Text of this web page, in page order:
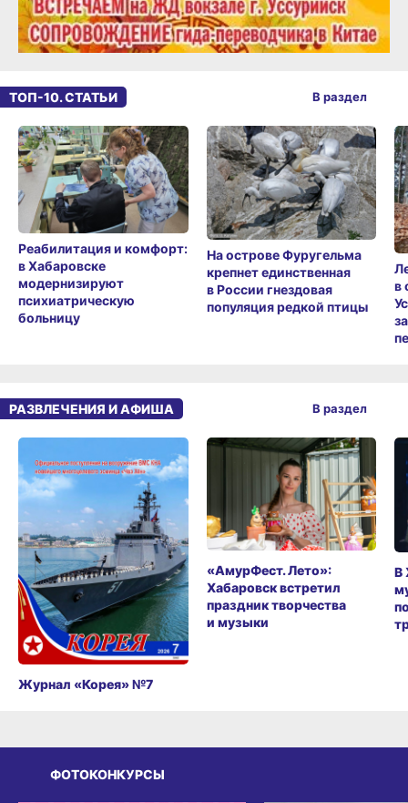
ТОП-10. СТАТЬИ
Реабилитация и комфорт:
в Хабаровске
модернизируют
психиатрическую
больницу
На острове Фуругельма
крепнет единственная
в России гнездовая
популяция редкой птицы
в
В раздел
РАЗВЛЕЧЕНИЯ И АФИША
Журнал «Корея» №7
«АмурФест. Лето»:
Хабаровск встретил
праздник творчества
и музыки
В
В раздел
ФОТОКОНКУРСЫ